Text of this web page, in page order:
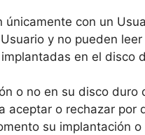
con un
y no pueden
en el disco
o no en su disco
o rechazar
su implantación